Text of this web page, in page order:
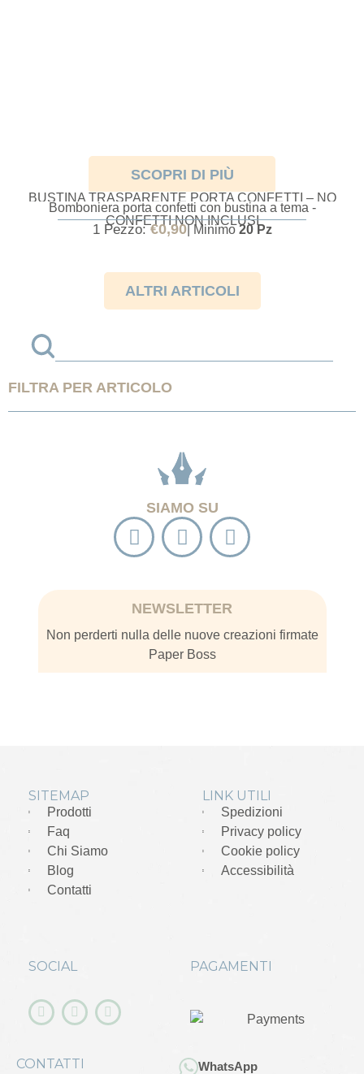
SCOPRI DI PIÙ
BUSTINA TRASPARENTE PORTA CONFETTI – NO
CONFETTI
Bomboniera porta confetti con bustina a tema -
CONFETTI NON INCLUSI
1 Pezzo:€0,90| Minimo20 Pz
ALTRI ARTICOLI
FILTRA PER ARTICOLO
SIAMO SU
NEWSLETTER
Non perderti nulla delle nuove creazioni firmate
Paper Boss
SITEMAP
Prodotti
Faq
Chi Siamo
Blog
Contatti
SOCIAL
LINK UTILI
Spedizioni
Privacy policy
Cookie policy
Accessibilità
PAGAMENTI
CONTATTI WhatsApp